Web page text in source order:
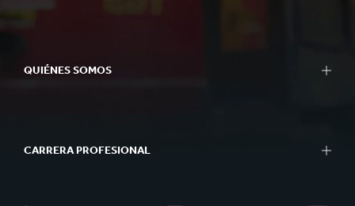
QUIÉNES SOMOS
CARRERA PROFESIONAL